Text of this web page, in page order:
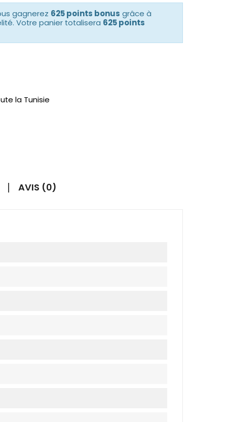
gagnerez 625 points bonus grâce à
Votre panier totalisera 625 points
la Tunisie
AVIS (0)